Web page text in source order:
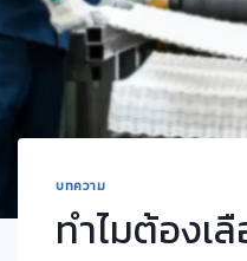
บทความ
ทำไมต้องเ